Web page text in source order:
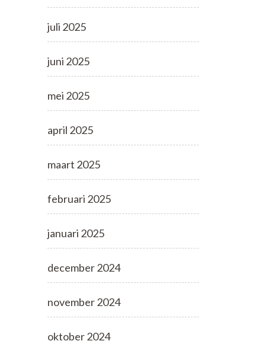
juli 2025
juni 2025
mei 2025
april 2025
maart 2025
februari 2025
januari 2025
december 2024
november 2024
oktober 2024